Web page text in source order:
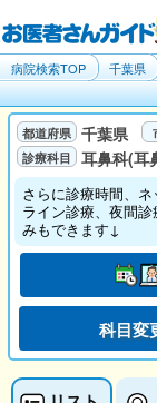
病院検索TOP 千葉県
千葉県
耳鼻科(耳
さらに診療時間、
ライン診療、夜間
みもできます↓
科目変